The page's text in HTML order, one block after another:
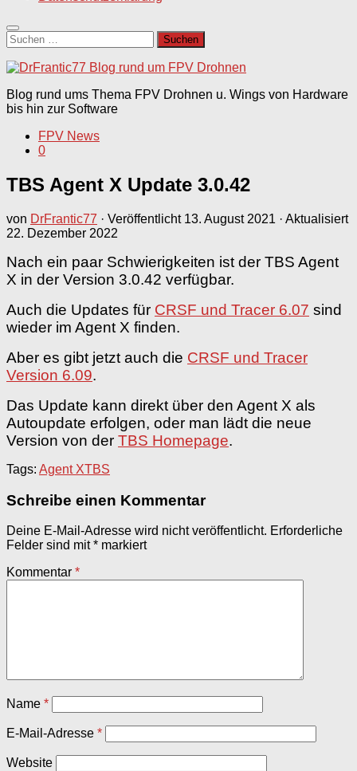
Suchen
nach:
Blog rund ums Thema FPV Drohnen u. Wings von Hardware
bis hin zur Software
FPV News
0
TBS Agent X Update 3.0.42
von DrFrantic77 · Veröffentlicht 13. August 2021 · Aktualisiert
22. Dezember 2022
Nach ein paar Schwierigkeiten ist der TBS Agent
X in der Version 3.0.42 verfügbar.
Auch die Updates für CRSF und Tracer 6.07 sind
wieder im Agent X finden.
Aber es gibt jetzt auch die CRSF und Tracer
Version 6.09.
Das Update kann direkt über den Agent X als
Autoupdate erfolgen, oder man lädt die neue
Version von der TBS Homepage.
Tags: Agent XTBS
Schreibe einen Kommentar
Deine E-Mail-Adresse wird nicht veröffentlicht. Erforderliche
Felder sind mit* markiert
Kommentar *
Name *
E-Mail-Adresse *
Website